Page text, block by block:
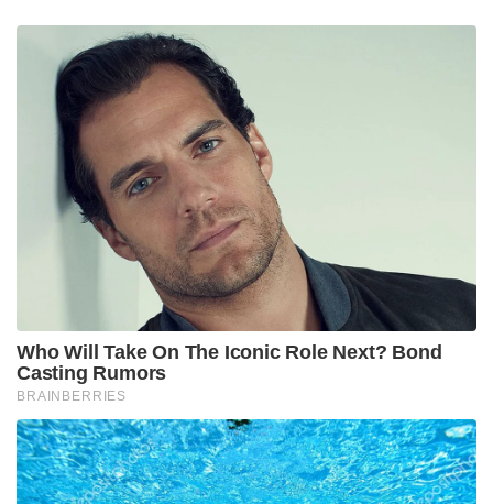
Who Will Take On The Iconic Role Next? Bond
Casting Rumors
BRAINBERRIES